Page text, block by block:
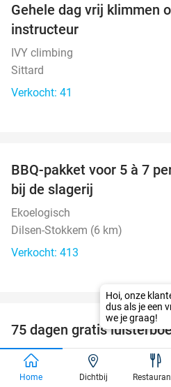
Gehele dag vrij klimmen
instructeur
IVY climbing
Sittard
Verkocht: 41
BBQ-pakket voor 5 à 7
bij de slagerij
Ekoelogisch
Dilsen-Stokkem (6 km)
Verkocht: 413
75 dagen gratis
BookBeat
Stockholm
Home Dichtbij
Hoi, onze
dus als je een
we je graag!